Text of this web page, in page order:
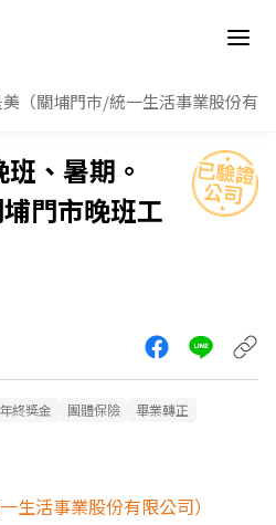
美（關埔門巿/統一生活事業股份有
、暑期。
門市晚班工
年終獎金 團體保險 畢業轉正
生活事業股份有限公司）